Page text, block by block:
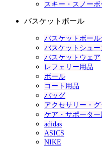
スキー・スノー
バスケットボール
バスケットボー
バスケットシュー
バスケットウェア
レフェリー用品
ボール
コート用品
バッグ
アクセサリー・グ
ケア・サポーター
adidas
ASICS
NIKE